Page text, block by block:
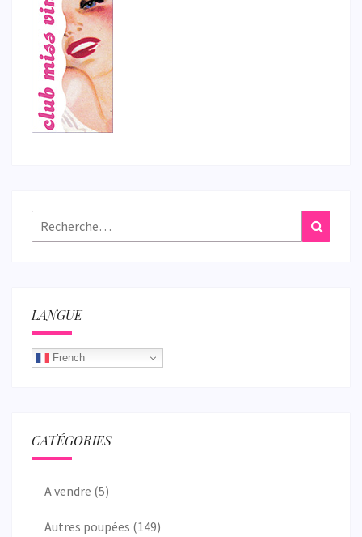
Rechercher :
LANGUE
French
CATÉGORIES
A vendre (5)
Autres poupées (149)